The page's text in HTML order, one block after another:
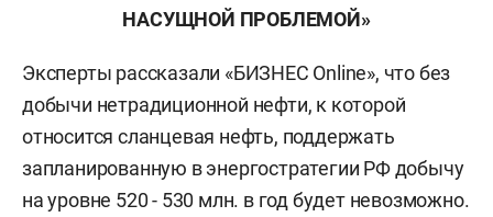
НАСУЩНОЙ ПРОБЛЕМОЙ»
Эксперты рассказали «БИЗНЕС Online», что без
добычи нетрадиционной нефти, к которой
относится сланцевая нефть, поддержать
запланированную в энергостратегии РФ добычу
на уровне 520 - 530 млн. в год будет невозможно.